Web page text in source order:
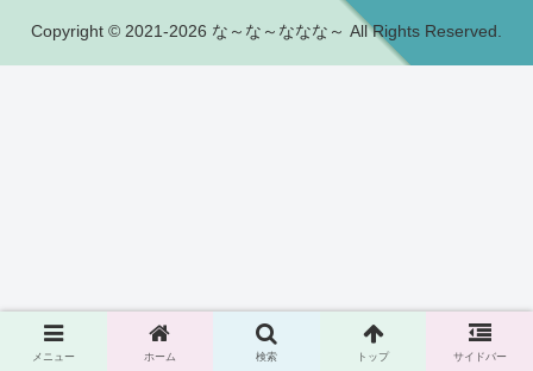
Copyright © 2021-2026 な～な～ななな～ All Rights Reserved.
メニュー ホーム 検索 トップ サイドバー